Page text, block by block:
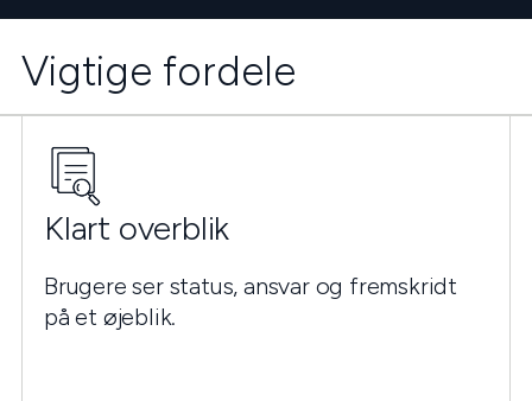
Vigtige fordele
Klart overblik
Brugere ser status, ansvar og fremskridt
på et øjeblik.